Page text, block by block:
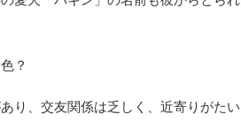
？
り、交友関係は乏しく、近寄りがたい